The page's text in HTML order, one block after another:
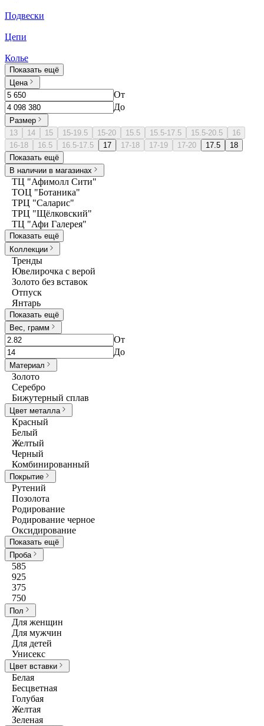
Подвески
Цепи
Колье
Показать ещё
Цена
От
До
Размер
13
14 15 15-19.5 15-20 15.5 15.5-17.5 15.5-20.5
16
16-18
16.5 16.5-17.5 17 17-18 17-19 17-20 17.5
18
Показать ещё
В наличии в магазинах
ТЦ "Афимолл Сити"
ТОЦ "Ботаника"
ТРЦ "Саларис"
ТРЦ "Щёлковский"
ТЦ "Афи Галерея"
Показать ещё
Коллекции
Тренды
Ювелирочка с верой
Золото без вставок
Отпуск
Янтарь
Показать ещё
Вес, грамм
От
До
Материал
Золото
Серебро
Бижутерный сплав
Цвет металла
Красный
Белый
Желтый
Черный
Комбинированный
Покрытие
Рутений
Позолота
Родирование
Родирование черное
Оксидирование
Показать ещё
Проба
585
925
375
750
Пол
Для женщин
Для мужчин
Для детей
Унисекс
Цвет вставки
Белая
Бесцветная
Голубая
Желтая
Зеленая